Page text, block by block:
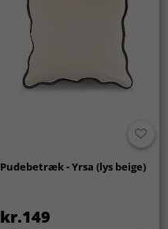
Pudebetræk - Yrsa (lys beige)
kr.149